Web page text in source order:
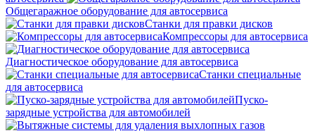
Общегаражное оборудование для автосервиса
Станки для правки дисков
Компрессоры для автосервиса
Диагностическое оборудование для автосервиса
Станки специальные
для автосервиса
Пуско-
зарядные устройства для автомобилей